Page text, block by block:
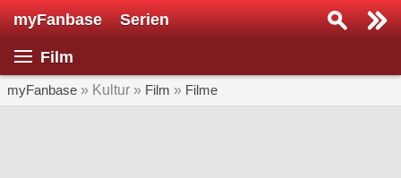
myFanbase Serien
Film
myFanbase » Kultur » Film » Filme
Serie suchen...
SERIEN